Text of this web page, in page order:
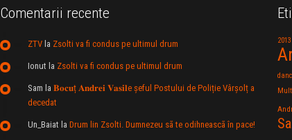
Comentarii recente
ZTVla Zsolti va fi condus pe ultimul drum
Ionut la Zsolti va fi condus pe ultimul drum
Sam la 𝐁𝐨𝐜𝐮ț 𝐀𝐧𝐝𝐫𝐞𝐢 𝐕𝐚𝐬𝐢𝐥e şeful Postului de Poliție Vârșolț a
decedat
Un_Baiat la Drum lin Zsolti. Dumnezeu sã te odihneascã în pace!
2013